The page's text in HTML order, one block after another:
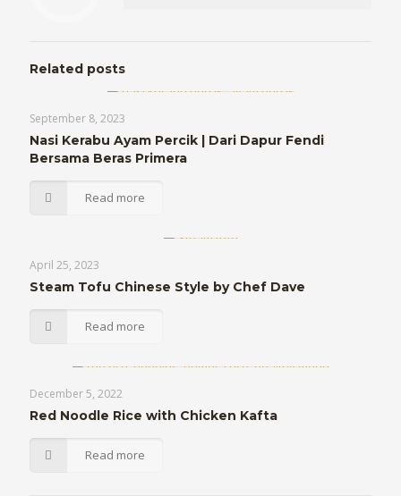
Related posts
September 8, 2023
Nasi Kerabu Ayam Percik | Dari Dapur Fendi
Bersama Beras Primera
Read more
April 25, 2023
Steam Tofu Chinese Style by Chef Dave
Read more
December 5, 2022
Red Noodle Rice with Chicken Kafta
Read more